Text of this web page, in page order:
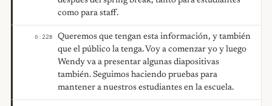
como para staff.
6:22B
Queremos que tengan esta información, y también
que el público la tenga. Voy a comenzar yo y luego
Wendy va a presentar algunas diapositivas
también. Seguimos haciendo pruebas para
mantener a nuestros estudiantes en la escuela.